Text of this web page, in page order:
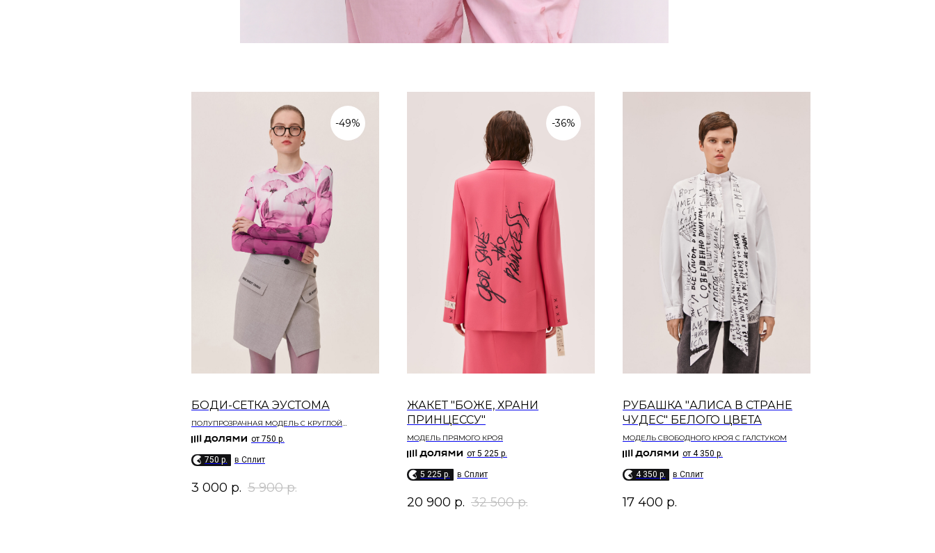
-49%
БОДИ-СЕТКА ЭУСТОМА
ПОЛУПРОЗРАЧНАЯ МОДЕЛЬ С КРУГЛОЙ
ГОРЛОВИНОЙ
от 750 р.
750 p. в Сплит
3 000 р. 5 900 р.
-36%
ЖАКЕТ "БОЖЕ, ХРАНИ
ПРИНЦЕССУ"
МОДЕЛЬ ПРЯМОГО КРОЯ​
от 5 225 р.
5 225 p. в Сплит
20 900 р. 32 500 р.
РУБАШКА "АЛИСА В СТРАНЕ
ЧУДЕС" БЕЛОГО ЦВЕТА
МОДЕЛЬ СВОБОДНОГО КРОЯ С ГАЛСТУКОМ
от 4 350 р.
4 350 p. в Сплит
17 400 р.